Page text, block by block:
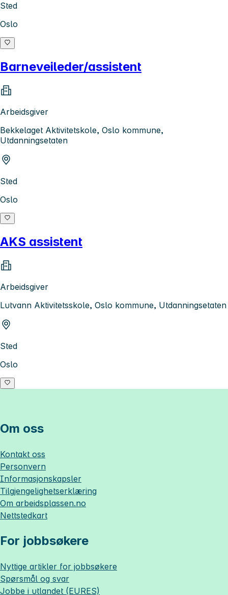
Sted
Oslo
Barneveileder/assistent
Arbeidsgiver
Bekkelaget Aktivitetskole, Oslo kommune,
Utdanningsetaten
Sted
Oslo
AKS assistent
Arbeidsgiver
Lutvann Aktivitetsskole, Oslo kommune, Utdanningsetaten
Sted
Oslo
Om oss
Kontakt oss
Personvern
Informasjonskapsler
Tilgjengelighetserklæring
Om arbeidsplassen.no
Nettstedkart
For jobbsøkere
Nyttige artikler for jobbsøkere
Spørsmål og svar
Jobbe i utlandet (EURES)